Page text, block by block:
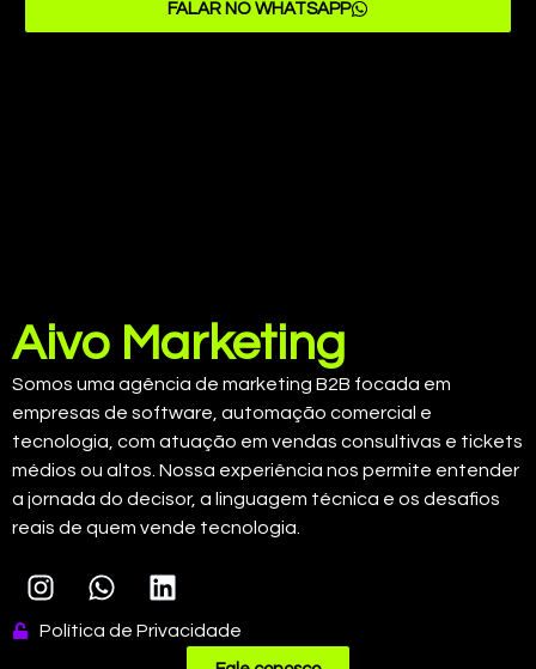
FALAR NO WHATSAPP
Aivo Marketing
Somos uma agência de marketing B2B focada em
empresas de software, automação comercial e
tecnologia, com atuação em vendas consultivas e tickets
médios ou altos. Nossa experiência nos permite entender
a jornada do decisor, a linguagem técnica e os desafios
reais de quem vende tecnologia.
Política de Privacidade